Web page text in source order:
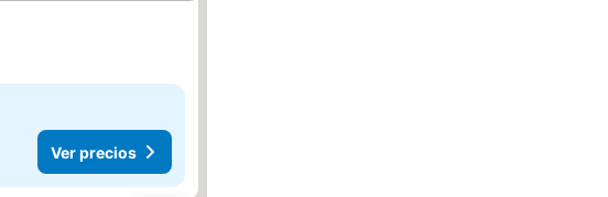
Ver precios